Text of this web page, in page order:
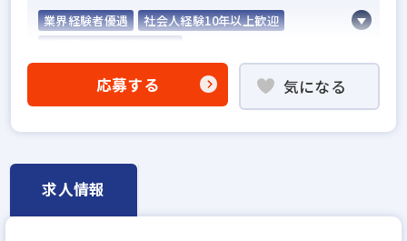
業界経験者優遇
社会人経験10年以上歓迎
高級賃貸仲介営業の経験者歓迎
固定給25万円以上
研修制度あり
土日休みあり
完全週休2日
年間休日120日以上
応募する 気になる
求人情報